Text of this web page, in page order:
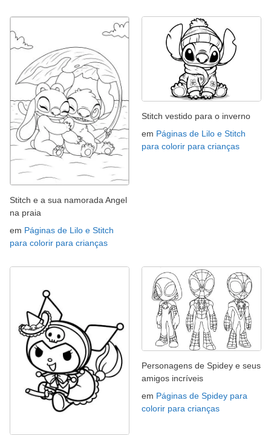
Stitch e a sua namorada Angel
na praia
em Páginas de Lilo e Stitch
para colorir para crianças
Stitch vestido para o inverno
em Páginas de Lilo e Stitch
para colorir para crianças
Personagens de Spidey e seus
amigos incríveis
em Páginas de Spidey para
colorir para crianças